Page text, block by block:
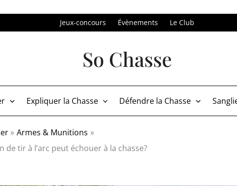
Jeux-concours Évènements Le Club
So Chasse
Expliquer la Chasse Défendre la Chasse
Armes & Munitions
tir à l’arc peut échouer à la chasse?